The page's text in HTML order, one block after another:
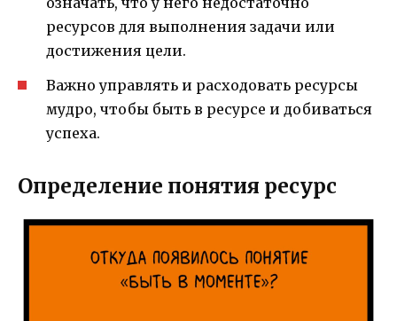
ресурсов для выполнения задачи или
достижения цели.
Важно управлять и расходовать ресурсы
мудро, чтобы быть в ресурсе и добиваться
успеха.
Определение понятия ресурс